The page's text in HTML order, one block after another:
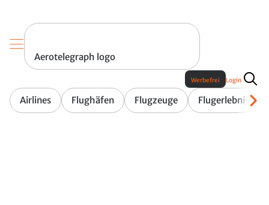
Aerotelegraph logo
Airlines Flughäfen Flugzeuge Flugerlebnis
Werbefrei Login